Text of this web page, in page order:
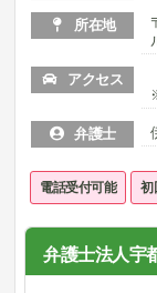
所在地
アクセス
弁護士
電話受付可能 初
弁護士法人宇